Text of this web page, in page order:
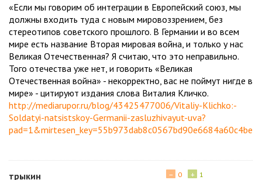
«Если мы говорим об интеграции в Европейский союз, мы
должны входить туда с новым мировоззрением, без
стереотипов советского прошлого. В Германии и во всем
мире есть название Вторая мировая война, и только у нас
Великая Отечественная? Я считаю, что это неправильно.
Того отечества уже нет, и говорить «Великая
Отечественная война» - некорректно, вас не поймут нигде в
мире» - цитируют издания слова Виталия Кличко.
http://mediarupor.ru/blog/43425477006/Vitaliy-Klichko:-
Soldatyi-natsistskoy-Germanii-zasluzhivayut-uva?
pad=1&mirtesen_key=55b973dab8c0567bd90e6684a60c4bef
трыкин + 1
− 0